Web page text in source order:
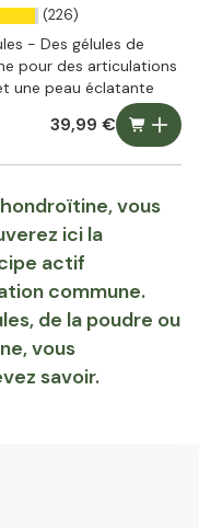
(226)
- Des gélules de
pour des articulations
une peau éclatante
39,99 €
vous
ici la
actif
commune.
de la poudre ou
vous
savoir.